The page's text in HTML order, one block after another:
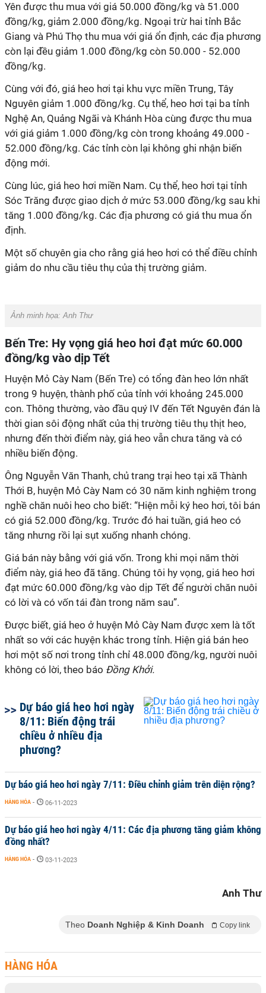
Yên được thu mua với giá 50.000 đồng/kg và 51.000
đồng/kg, giảm 2.000 đồng/kg. Ngoại trừ hai tỉnh Bắc
Giang và Phú Thọ thu mua với giá ổn định, các địa phương
còn lại đều giảm 1.000 đồng/kg còn 50.000 - 52.000
đồng/kg.
Cùng với đó, giá heo hơi tại khu vực miền Trung, Tây
Nguyên giảm 1.000 đồng/kg. Cụ thể, heo hơi tại ba tỉnh
Nghệ An, Quảng Ngãi và Khánh Hòa cùng được thu mua
với giá giảm 1.000 đồng/kg còn trong khoảng 49.000 -
52.000 đồng/kg. Các tỉnh còn lại không ghi nhận biến
động mới.
Cùng lúc, giá heo hơi miền Nam. Cụ thể, heo hơi tại tỉnh
Sóc Trăng được giao dịch ở mức 53.000 đồng/kg sau khi
tăng 1.000 đồng/kg. Các địa phương có giá thu mua ổn
định.
Một số chuyên gia cho rằng giá heo hơi có thể điều chỉnh
giảm do nhu cầu tiêu thụ của thị trường giảm.
Ảnh minh họa:Anh Thư
Bến Tre: Hy vọng giá heo hơi đạt mức 60.000
đồng/kg vào dịp Tết
Huyện Mỏ Cày Nam (Bến Tre) có tổng đàn heo lớn nhất
trong 9 huyện, thành phố của tỉnh với khoảng 245.000
con. Thông thường, vào đầu quý IV đến Tết Nguyên đán là
thời gian sôi động nhất của thị trường tiêu thụ thịt heo,
nhưng đến thời điểm này, giá heo vẫn chưa tăng và có
nhiều biến động.
Ông Nguyễn Văn Thanh, chủ trang trại heo tại xã Thành
Thới B, huyện Mỏ Cày Nam có 30 năm kinh nghiệm trong
nghề chăn nuôi heo cho biết: “Hiện mỗi ký heo hơi, tôi bán
có giá 52.000 đồng/kg. Trước đó hai tuần, giá heo có
tăng nhưng rồi lại sụt xuống nhanh chóng.
Giá bán này bằng với giá vốn. Trong khi mọi năm thời
điểm này, giá heo đã tăng. Chúng tôi hy vọng, giá heo hơi
đạt mức 60.000 đồng/kg vào dịp Tết để người chăn nuôi
có lời và có vốn tái đàn trong năm sau”.
Được biết, giá heo ở huyện Mỏ Cày Nam được xem là tốt
nhất so với các huyện khác trong tỉnh. Hiện giá bán heo
hơi một số nơi trong tỉnh chỉ 48.000 đồng/kg, người nuôi
không có lời, theo báo Đồng Khởi.
Dự báo giá heo hơi ngày
8/11: Biến động trái
chiều ở nhiều địa
phương?
Dự báo giá heo hơi ngày 7/11: Điều chỉnh giảm trên diện rộng?
HÀNG HÓA - 06-11-2023
Dự báo giá heo hơi ngày 4/11: Các địa phương tăng giảm không
đồng nhất?
HÀNG HÓA - 03-11-2023
Anh Thư
Theo Doanh Nghiệp & Kinh Doanh Copy link
HÀNG HÓA